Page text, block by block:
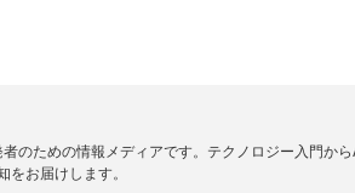
のための情報メディアです。テクノロジー入門か
お届けします。